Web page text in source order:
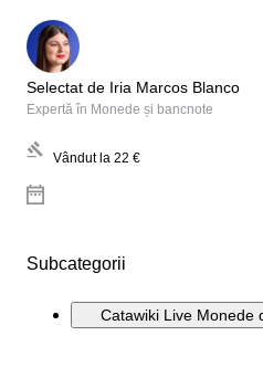
Selectat de Iria Marcos Blanco
Expertă în Monede și bancnote
Vândut la 22 €
Subcategorii
Catawiki Live Monede